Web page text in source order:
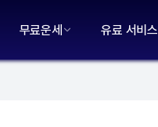
무료운세 유료 서비스